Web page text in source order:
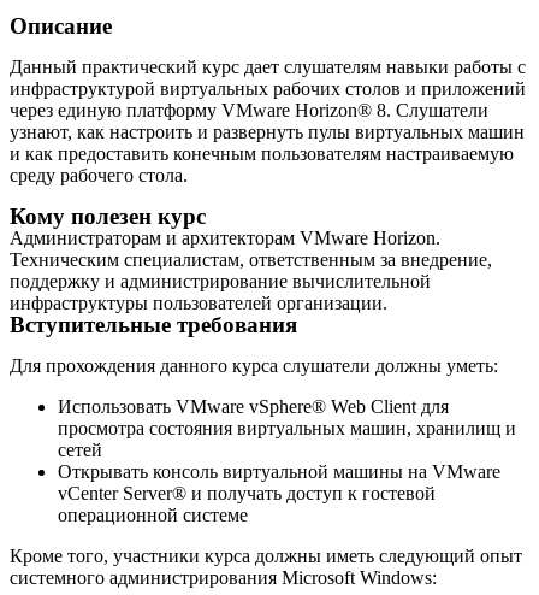
Описание
Данный практический курс дает слушателям навыки работы с
инфраструктурой виртуальных рабочих столов и приложений
через единую платформу VMware Horizon® 8. Слушатели
узнают, как настроить и развернуть пулы виртуальных машин
и как предоставить конечным пользователям настраиваемую
среду рабочего стола.
Кому полезен курс
Администраторам и архитекторам VMware Horizon.
Техническим специалистам, ответственным за внедрение,
поддержку и администрирование вычислительной
инфраструктуры пользователей организации.
Вступительные требования
Для прохождения данного курса слушатели должны уметь:
Использовать VMware vSphere® Web Client для
просмотра состояния виртуальных машин, хранилищ и
сетей
Открывать консоль виртуальной машины на VMware
vCenter Server® и получать доступ к гостевой
операционной системе
Кроме того, участники курса должны иметь следующий опыт
системного администрирования Microsoft Windows: